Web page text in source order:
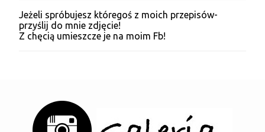
P
r
z
Jeżeli spróbujesz któregoś z moich przepisów-
przyślij do mnie zdjęcie!
Z chęcią umieszcze je na moim Fb!